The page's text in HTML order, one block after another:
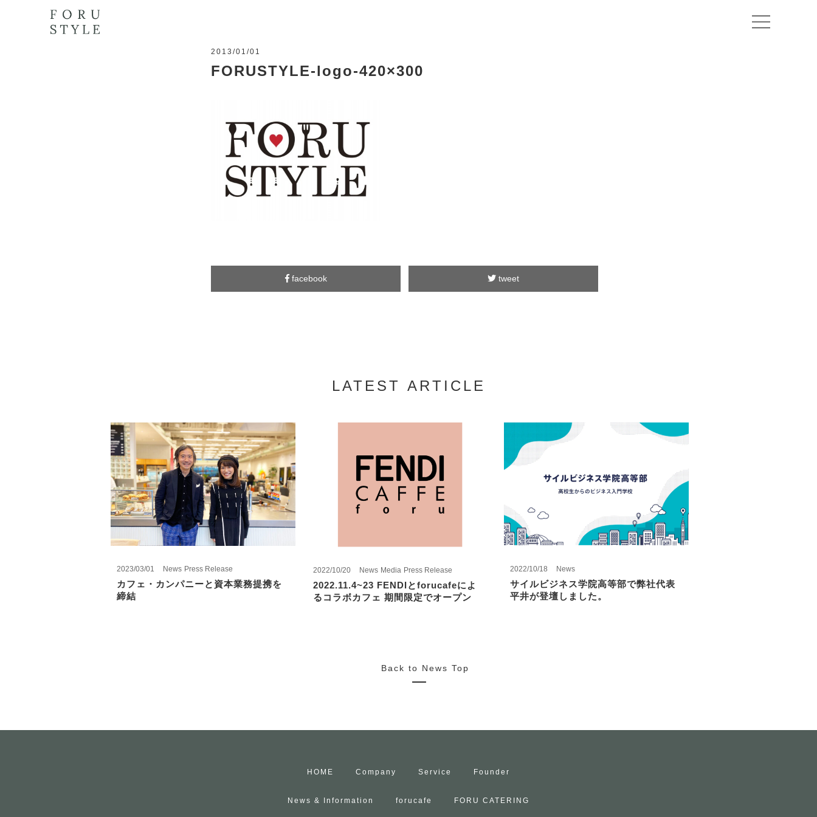
2013/01/01
FORUSTYLE-logo-420×300
facebook tweet
LATEST ARTICLE
2023/03/01 News Press Release
カフェ・カンパニーと資本業務提携を
締結
2022/10/20 News Media Press Release
2022.11.4~23 FENDIとforucafeによ
るコラボカフェ 期間限定でオープン
2022/10/18 News
サイルビジネス学院高等部で弊社代表
平井が登壇しました。
Back to News Top
HOME Company Service Founder
News & Information forucafe FORU CATERING